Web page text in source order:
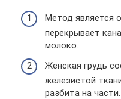
Метод является
перекрывает
молоко.
Женская грудь
железистой
разбита на